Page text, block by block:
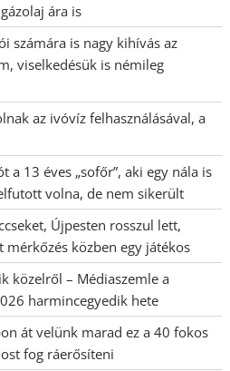
ára is
számára is nagy kihívás az
viselkedésük is némileg
az ivóvíz felhasználásával, a
a 13 éves „sofőr”, aki egy nála is
volna, de nem sikerült
Újpesten rosszul lett,
mérkőzés közben egy játékos
közelről – Médiaszemle a
harmincegyedik hete
át velünk marad ez a 40 fokos
fog ráerősíteni